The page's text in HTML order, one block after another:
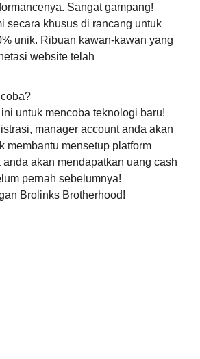
Sangat gampang!
secara khusus di rancang untuk
unik. Ribuan kawan-kawan yang
website telah
untuk mencoba teknologi baru!
manager account anda akan
membantu mensetup platform
akan mendapatkan uang cash
pernah sebelumnya!
Brolinks Brotherhood!